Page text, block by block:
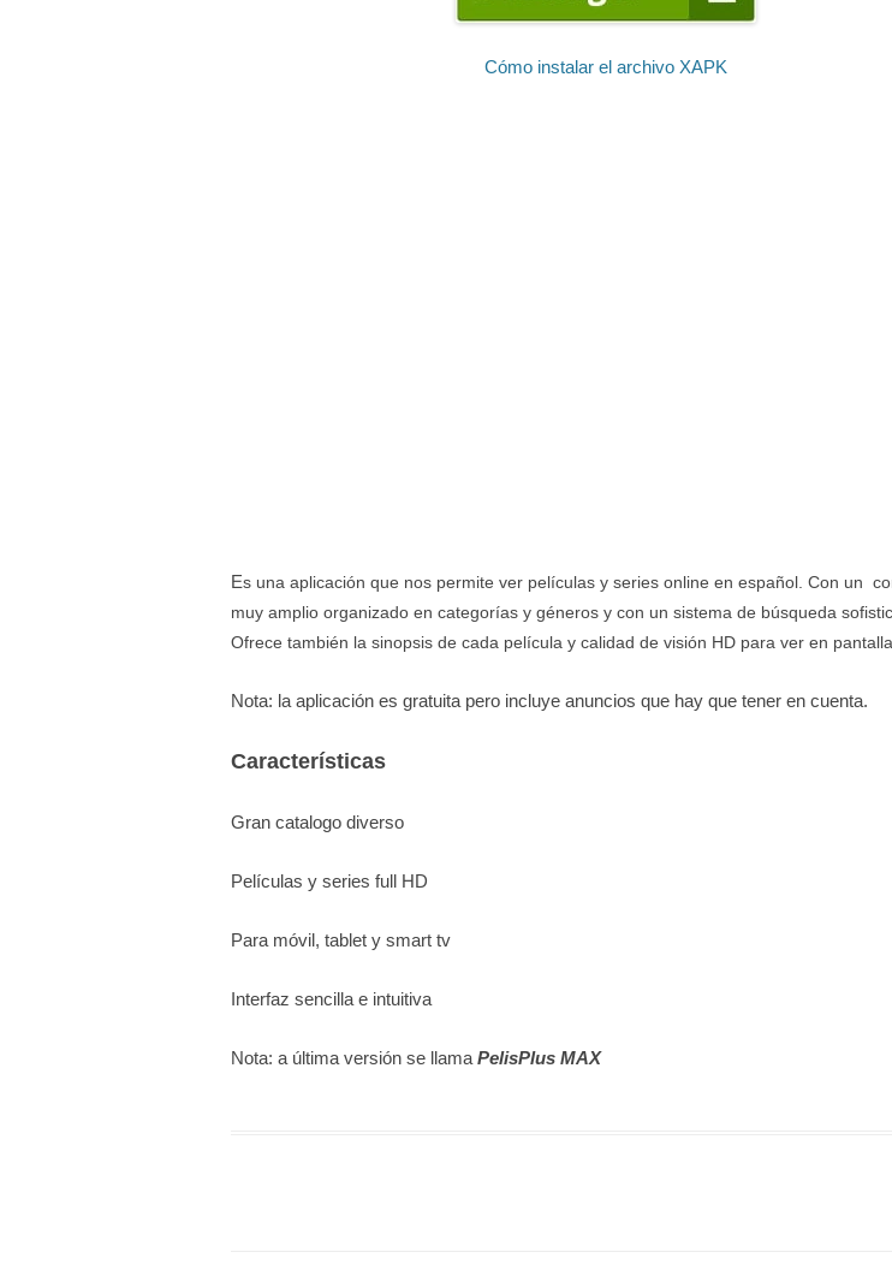
Cómo instalar el archivo XAPK
Es una aplicación que nos permite ver películas y series online en español. Con un
muy amplio organizado en categorías y géneros y con un sistema de búsqueda
Ofrece también la sinopsis de cada película y calidad de visión HD para ver en
Nota: la aplicación es gratuita pero incluye anuncios que hay que tener en cuenta.
Características
Gran catalogo diverso
Películas y series full HD
Para móvil, tablet y smart tv
Interfaz sencilla e intuitiva
Nota: a última versión se llama PelisPlus MAX